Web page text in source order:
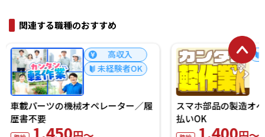
関連する職種のおすすめ
未経験者OK
スマホ部品の製造オペレーター/日
払いOK
1,400
電子パーツの機械オ
歴書不要
1,400